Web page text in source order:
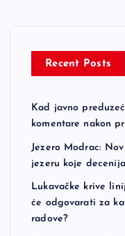
Recent Posts
Kad javno
komentare nakon
Jezero Modrac:
jezeru koje
Lukavačke krive
će odgovarati za
radove?